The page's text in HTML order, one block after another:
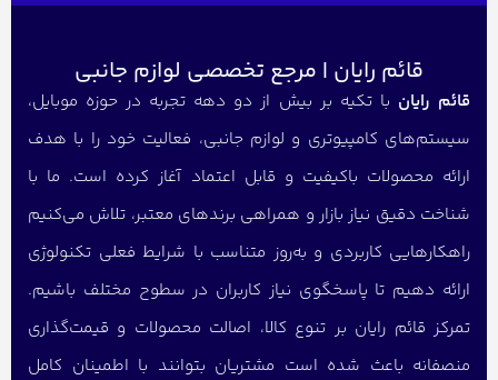
قائم رایان | مرجع تخصصی لوازم جانبی
قائم رایان با تکیه بر بیش از دو دهه تجربه در حوزه موبایل،
سیستم‌های کامپیوتری و لوازم جانبی، فعالیت خود را با هدف
ارائه محصولات باکیفیت و قابل اعتماد آغاز کرده است. ما با
شناخت دقیق نیاز بازار و همراهی برندهای معتبر، تلاش می‌کنیم
راهکارهایی کاربردی و به‌روز متناسب با شرایط فعلی تکنولوژی
ارائه دهیم تا پاسخگوی نیاز کاربران در سطوح مختلف باشیم.
تمرکز قائم رایان بر تنوع کالا، اصالت محصولات و قیمت‌گذاری
منصفانه باعث شده است مشتریان بتوانند با اطمینان کامل